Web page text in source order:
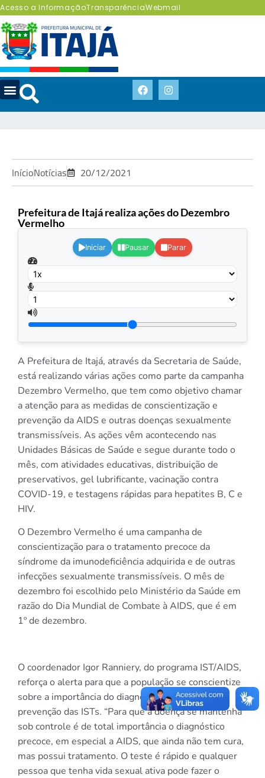
Acesso a InformaçãoTransparênciaWebmail
InícioNotícias 20/12/2021
Prefeitura de Itajá realiza ações do Dezembro
Vermelho
Iniciar Pausar Parar
A Prefeitura de Itajá, através da Secretaria de Saúde,
está realizando várias ações como parte da campanha
Dezembro Vermelho, que tem como objetivo chamar
a atenção para as medidas de conscientização e
prevenção da AIDS e outras doenças sexualmente
transmissíveis. As ações vêm acontecendo nas
Unidades Básicas de Saúde e segue durante todo o
mês, com atividades educativas, distribuição de
preservativos, gel lubrificante, vacinação contra
COVID-19, e testagens rápidas para hepatites B, C e
HIV.
O Dezembro Vermelho é uma campanha de
conscientização para o tratamento precoce da
síndrome da imunodeficiência adquirida e de outras
infecções sexualmente transmissíveis. O mês de
dezembro foi escolhido pelo Ministério da Saúde em
razão do Dia Mundial de Combate à AIDS, que é em
1º de dezembro.
O coordenador Igor Ranniery, do programa IST/AIDS,
reforça o alerta para que a população se conscientize
sobre a importância do diagnóstico precoce e
prevenção das ISTs. “Para que a doença se mantenha
sob controle é de total importância o diagnóstico
precoce, em especial a AIDS, que ainda não tem cura,
mas possui tratamento. O teste é rápido e qualquer
pessoa que tenha vida sexual ativa pode fazer o